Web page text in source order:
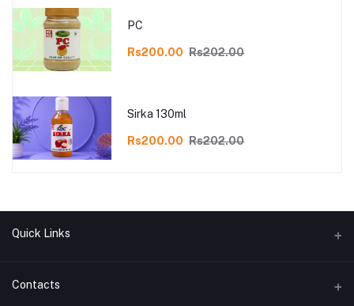
PC
Rs200.00 Rs202.00
Sirka 130ml
Rs200.00 Rs202.00
Quick Links
Refund and Return Policy
Contacts